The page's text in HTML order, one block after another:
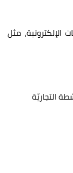
الإلكترونية، مثل
التجاريّة